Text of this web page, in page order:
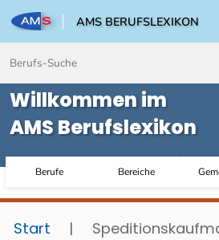
AMS BERUFSLEXIKON
Willkommen im
AMS Berufslexikon
Berufe Bereiche
Start |